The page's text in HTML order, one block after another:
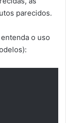
parecidos.
o uso